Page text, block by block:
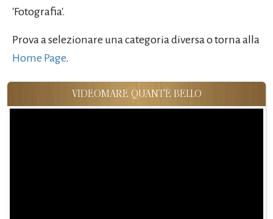
'Fotografia'.
Prova a selezionare una categoria diversa o torna alla
Home Page.
VIDEOMARE QUANT'È BELLO